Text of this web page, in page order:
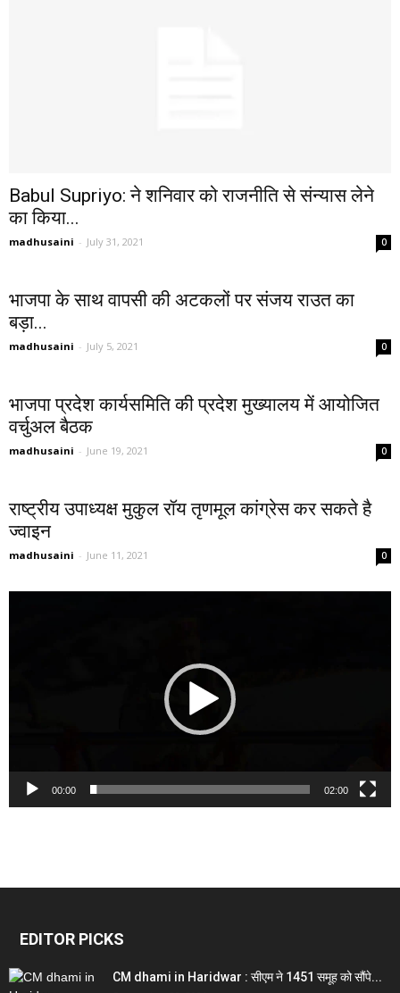
Babul Supriyo: ने शनिवार को राजनीति से संन्यास लेने
का किया...
madhusaini - July 31, 2021 0
भाजपा के साथ वापसी की अटकलों पर संजय राउत का
बड़ा...
madhusaini - July 5, 2021 0
भाजपा प्रदेश कार्यसमिति की प्रदेश मुख्यालय में आयोजित
वर्चुअल बैठक
madhusaini - June 19, 2021 0
राष्ट्रीय उपाध्यक्ष मुकुल रॉय तृणमूल कांग्रेस कर सकते है
ज्‍वाइन
madhusaini - June 11, 2021 0
00:00 02:00
EDITOR PICKS
CM dhami in Haridwar : सीएम ने 1451 समूह को सौंपे...